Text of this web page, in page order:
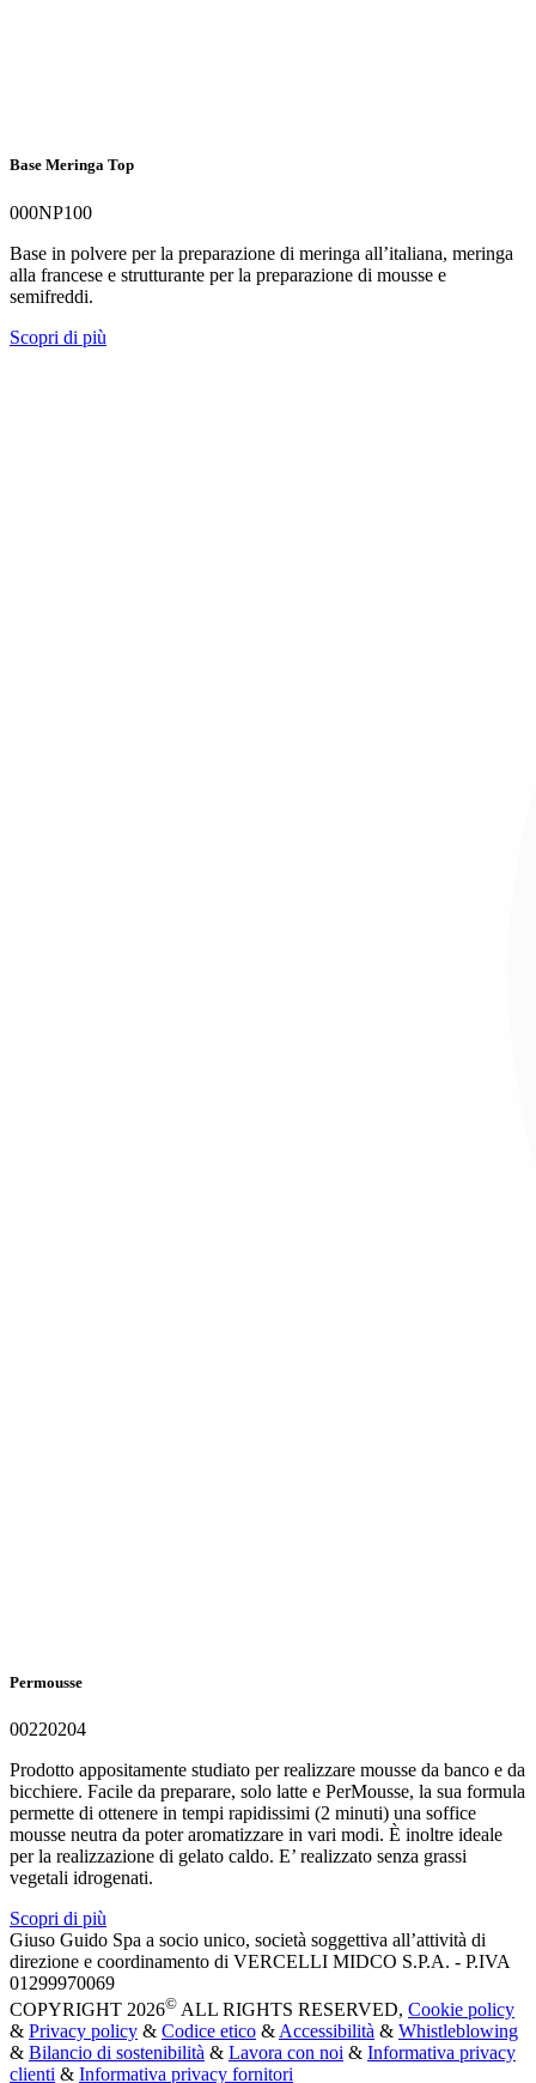
Base Meringa Top
000NP100
Base in polvere per la preparazione di meringa all’italiana, meringa
alla francese e strutturante per la preparazione di mousse e
semifreddi.
Scopri di più
Permousse
00220204
Prodotto appositamente studiato per realizzare mousse da banco e da
bicchiere. Facile da preparare, solo latte e PerMousse, la sua formula
permette di ottenere in tempi rapidissimi (2 minuti) una soffice
mousse neutra da poter aromatizzare in vari modi. È inoltre ideale
per la realizzazione di gelato caldo. E’ realizzato senza grassi
vegetali idrogenati.
Scopri di più
Giuso Guido Spa a socio unico, società soggettiva all’attività di
direzione e coordinamento di VERCELLI MIDCO S.P.A. - P.IVA
01299970069
COPYRIGHT 2026© ALL RIGHTS RESERVED, Cookie policy
& Privacy policy & Codice etico & Accessibilità & Whistleblowing
& Bilancio di sostenibilità & Lavora con noi & Informativa privacy
clienti & Informativa privacy fornitori